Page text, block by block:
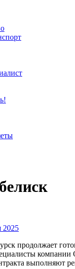
2025
продолжает
компании
выполняют